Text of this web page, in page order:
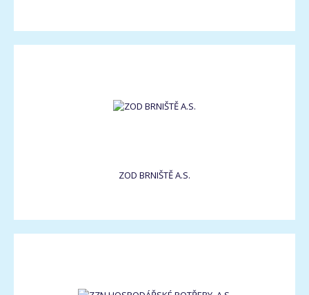
ZOD BRNIŠTĚ A.S.